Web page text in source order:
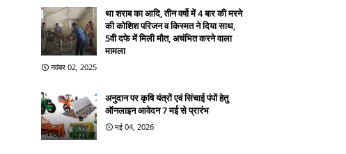
था शराब का आदि, तीन वर्षो में 4 बार की मरने
की कोशिश परिजन व किस्मत ने दिया साथ,
5वी दफे में मिली मौत, अचंभित करने वाला
मामला
नवंबर 02, 2025
अनुदान पर कृषि यंत्रों एवं सिंचाई पंपों हेतु
ऑनलाइन आवेदन 7 मई से प्रारंभ
मई 04, 2026